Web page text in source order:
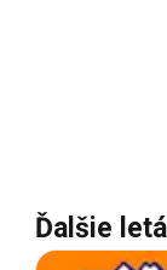
Ďalšie